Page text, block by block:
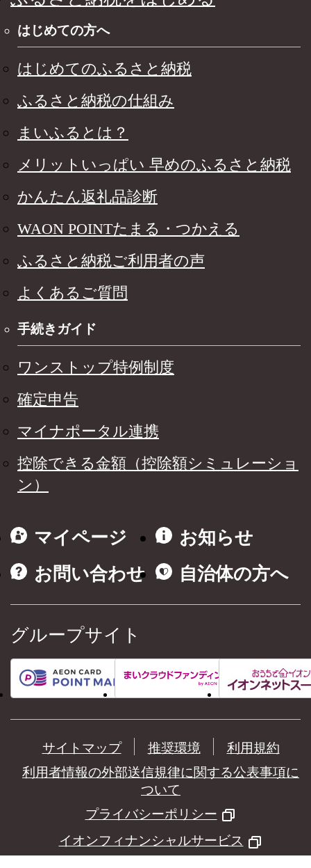
はじめての方へ
はじめてのふるさと納税
ふるさと納税の仕組み
まいふるとは？
メリットいっぱい 早めのふるさと納税
かんたん返礼品診断
WAON POINTたまる・つかえる
ふるさと納税ご利用者の声
よくあるご質問
手続きガイド
ワンストップ特例制度
確定申告
マイナポータル連携
控除できる金額（控除額シミュレーショ
ン）
マイページ
お知らせ
お問い合わせ
自治体の方へ
グループサイト
サイトマップ 推奨環境
利用規約
利用者情報の外部送信規律に関する公表事項に
ついて
プライバシーポリシー
イオンフィナンシャルサービス